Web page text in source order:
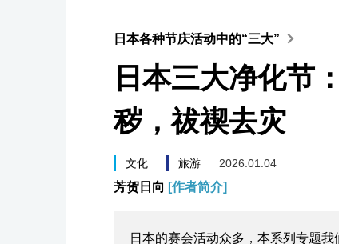
日本各种节庆活动中的“三大”
日本三大净化节
秽，祓禊去灾
文化 旅游 2026.01.04
芳贺日向 [作者简介]
日本的赛会活动众多，本系列专题